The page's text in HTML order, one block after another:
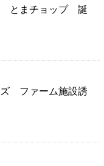
とまチョップ 誕
ファーム施設誘